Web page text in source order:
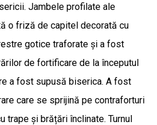
Jambele profilate ale
o friză de capitel decorată cu
gotice traforate și a fost
de fortificare de la începutul
a fost supusă biserica. A fost
care se sprijină pe contraforturi
trape și brățări înclinate. Turnul